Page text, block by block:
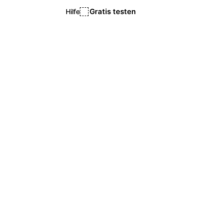
Hilfe Gratis testen